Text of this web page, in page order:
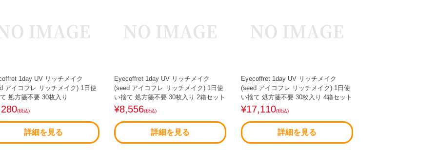
1day UV リッチメイク
アイコフレ リッチメイク) 1日使
処方箋不要 30枚入り
(税込)
詳細を見る
Eyecoffret 1day UV リッチメイク
(seed アイコフレ リッチメイク) 1日使
い捨て 処方箋不要 30枚入り 2箱セット
¥8,556(税込)
詳細を見る
Eyecoffret 1day UV リッチメイク
(seed アイコフレ リッチメイク) 1日使
い捨て 処方箋不要 30枚入り 4箱セット
¥17,110(税込)
詳細を見る